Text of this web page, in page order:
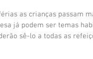
as crianças passam
já podem ser temas
sê-lo a todas as